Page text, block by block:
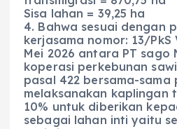
Sisa lahan = 39,25 ha
4. Bahwa sesuai dengan
kerjasama nomor: 13/
Mei 2026 antara PT sago
koperasi perkebunan
pasal 422 bersama-sama
melaksanakan kaplingan
10% untuk diberikan
sebagai lahan inti yaitu